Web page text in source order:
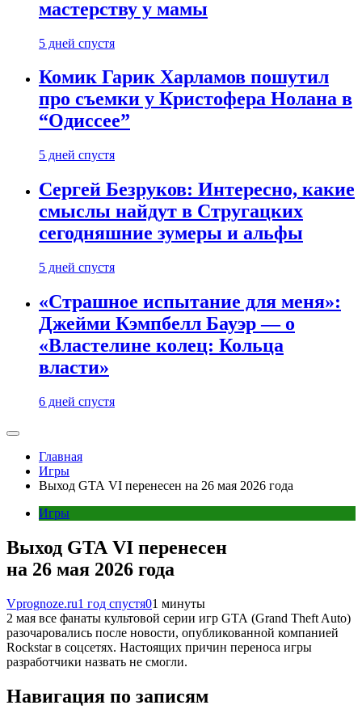
мастерству у мамы
5 дней спустя
Комик Гарик Харламов пошутил
про съемки у Кристофера Нолана в
“Одиссее”
5 дней спустя
Сергей Безруков: Интересно, какие
смыслы найдут в Стругацких
сегодняшние зумеры и альфы
5 дней спустя
«Страшное испытание для меня»:
Джейми Кэмпбелл Бауэр — о
«Властелине колец: Кольца
власти»
6 дней спустя
Главная
Игры
Выход GTA VI перенесен на 26 мая 2026 года
Игры
Выход GTA VI перенесен
на 26 мая 2026 года
Vprognoze.ru1 год спустя01 минуты
2 мая все фанаты культовой серии игр GTA (Grand Theft Auto)
разочаровались после новости, опубликованной компанией
Rockstar в соцсетях. Настоящих причин переноса игры
разработчики назвать не смогли.
Навигация по записям